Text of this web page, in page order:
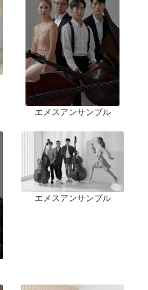
エメスアンサンブル
エメスアンサンブル